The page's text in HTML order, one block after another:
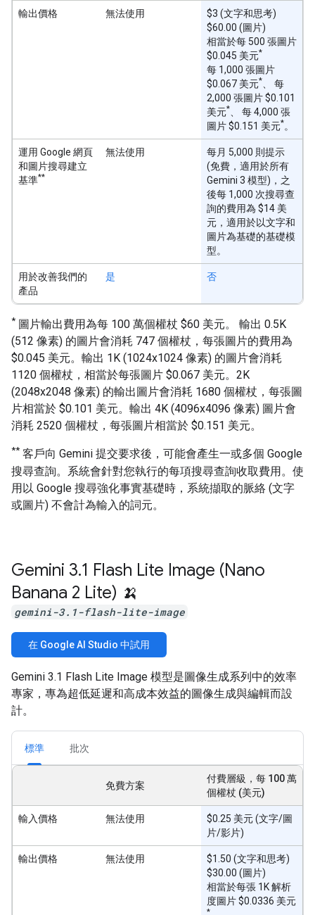
輸出價格 無法使用
$3 (文字和思考)
$60.00 (圖片)
相當於每 500 張圖片
$0.045 美元*
每 1,000 張圖片
$0.067 美元* 、 每
2,000 張圖片 $0.101
美元* 、 每 4,000 張
圖片 $0.151 美元*。
運用 Google 網頁
和圖片搜尋建立
基準**
無法使用
每月 5,000 則提示
(免費，適用於所有
Gemini 3 模型)，之
後每 1,000 次搜尋查
詢的費用為 $14 美
元，適用於以文字和
圖片為基礎的基礎模
型。
用於改善我們的
產品
是 否
* 圖片輸出費用為每 100 萬個權杖 $60 美元。 輸出 0.5K
(512 像素) 的圖片會消耗 747 個權杖，每張圖片的費用為
$0.045 美元。輸出 1K (1024x1024 像素) 的圖片會消耗
1120 個權杖，相當於每張圖片 $0.067 美元。2K
(2048x2048 像素) 的輸出圖片會消耗 1680 個權杖，每張圖
片相當於 $0.101 美元。輸出 4K (4096x4096 像素) 圖片會
消耗 2520 個權杖，每張圖片相當於 $0.151 美元。
** 客戶向 Gemini 提交要求後，可能會產生一或多個 Google
搜尋查詢。系統會針對您執行的每項搜尋查詢收取費用。使
用以 Google 搜尋強化事實基礎時，系統擷取的脈絡 (文字
或圖片) 不會計為輸入的詞元。
Gemini 3.1 Flash Lite Image (Nano
Banana 2 Lite) 🍌
gemini-3.1-flash-lite-image
在 Google AI Studio 中試用
Gemini 3.1 Flash Lite Image 模型是圖像生成系列中的效率
專家，專為超低延遲和高成本效益的圖像生成與編輯而設
計。
標準 批次
免費方案
付費層級，每 100 萬
個權杖 (美元)
輸入價格 無法使用
$0.25 美元 (文字/圖
片/影片)
輸出價格 無法使用
$1.50 (文字和思考)
$30.00 (圖片)
相當於每張 1K 解析
度圖片 $0.0336 美元
*